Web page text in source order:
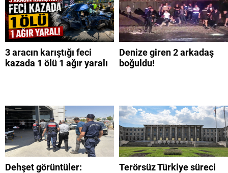
3 aracın karıştığı feci
kazada 1 ölü 1 ağır yaralı
Denize giren 2 arkadaş
boğuldu!
Dehşet görüntüler:
Terörsüz Türkiye süreci